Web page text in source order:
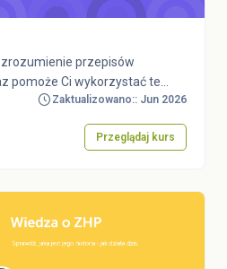
przepisów
pomoże Ci wykorzystać te
pracy w ZHP.
Zaktualizowano:: Jun 2026
Przeglądaj kurs